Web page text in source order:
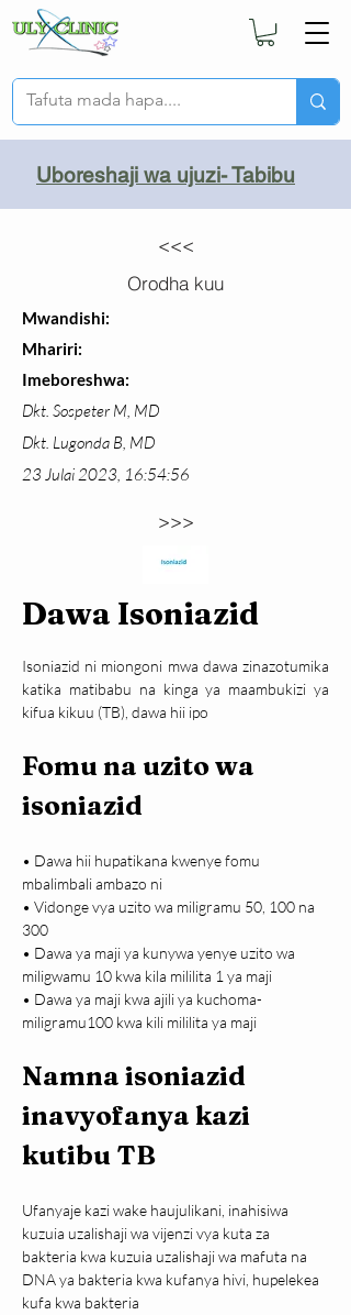
Uboreshaji wa ujuzi- Tabibu
<<<
Orodha kuu
Mwandishi:
Mhariri:
Imeboreshwa:
Dkt. Sospeter M, MD
Dkt. Lugonda B, MD
23 Julai 2023, 16:54:56
>>>
Dawa Isoniazid
Isoniazid ni miongoni mwa dawa zinazotumika
katika matibabu na kinga ya maambukizi ya
kifua kikuu (TB), dawa hii ipo
Fomu na uzito wa
isoniazid
• Dawa hii hupatikana kwenye fomu
mbalimbali ambazo ni
• Vidonge vya uzito wa miligramu 50, 100 na
300
• Dawa ya maji ya kunywa yenye uzito wa
miligwamu 10 kwa kila mililita 1 ya maji
• Dawa ya maji kwa ajili ya kuchoma-
miligramu100 kwa kili mililita ya maji
Namna isoniazid
inavyofanya kazi
kutibu TB
Ufanyaje kazi wake haujulikani, inahisiwa
kuzuia uzalishaji wa vijenzi vya kuta za
bakteria kwa kuzuia uzalishaji wa mafuta na
DNA ya bakteria kwa kufanya hivi, hupelekea
kufa kwa bakteria